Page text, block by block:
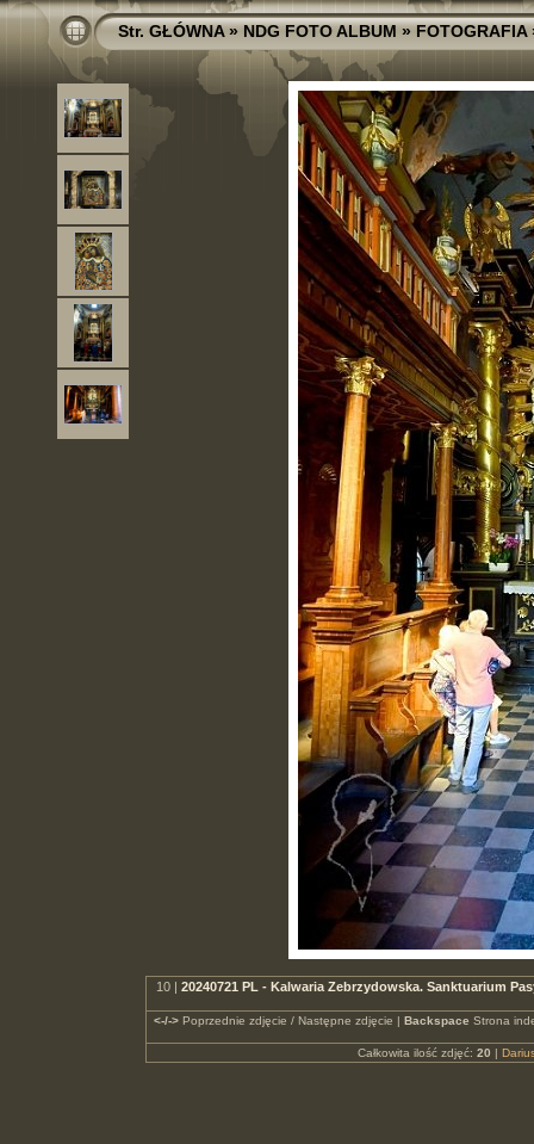
Str. GŁÓWNA»NDG FOTO ALBUM»FOTOGRAFIA
10 | 20240721 PL - Kalwaria Zebrzydowska. Sanktuarium
<-/->Poprzednie zdjęcie / Następne zdjęcie | Backspace Strona
Całkowita ilość zdjęć: 20 |